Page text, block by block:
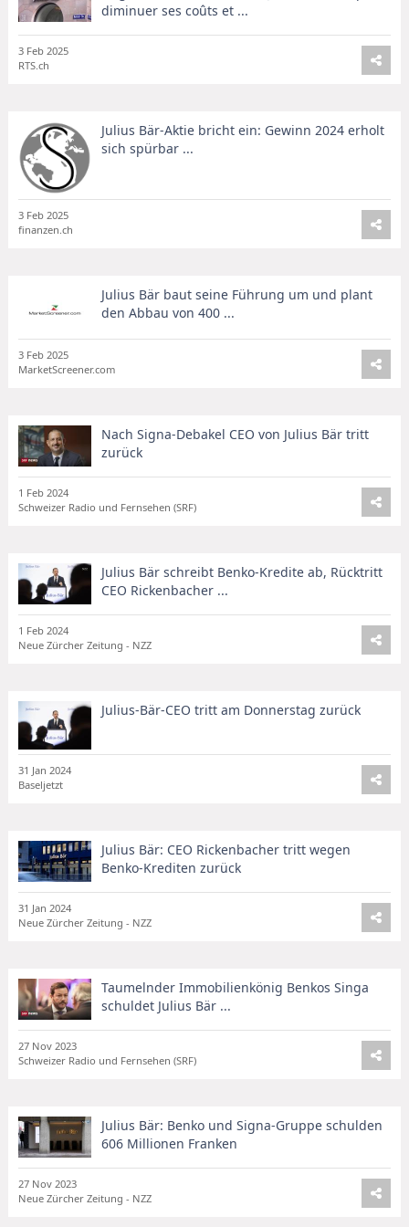
diminuer ses coûts et ...
3 Feb 2025
RTS.ch
Julius Bär-Aktie bricht ein: Gewinn 2024 erholt
sich spürbar ...
3 Feb 2025
finanzen.ch
Julius Bär baut seine Führung um und plant
den Abbau von 400 ...
3 Feb 2025
MarketScreener.com
Nach Signa-Debakel CEO von Julius Bär tritt
zurück
1 Feb 2024
Schweizer Radio und Fernsehen (SRF)
Julius Bär schreibt Benko-Kredite ab, Rücktritt
CEO Rickenbacher ...
1 Feb 2024
Neue Zürcher Zeitung - NZZ
Julius-Bär-CEO tritt am Donnerstag zurück
31 Jan 2024
Baseljetzt
Julius Bär: CEO Rickenbacher tritt wegen
Benko-Krediten zurück
31 Jan 2024
Neue Zürcher Zeitung - NZZ
Taumelnder Immobilienkönig Benkos Singa
schuldet Julius Bär ...
27 Nov 2023
Schweizer Radio und Fernsehen (SRF)
Julius Bär: Benko und Signa-Gruppe schulden
606 Millionen Franken
27 Nov 2023
Neue Zürcher Zeitung - NZZ